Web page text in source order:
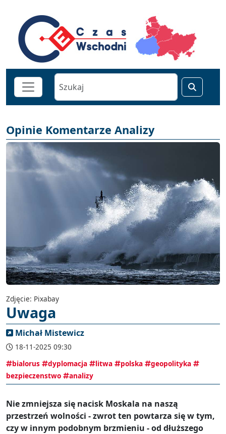
Opinie Komentarze Analizy
Zdjęcie: Pixabay
Uwaga
Michał Mistewicz
18-11-2025 09:30
bialorus
dyplomacja litwa polska
geopolityka
bezpieczenstwo
analizy
Nie zmniejsza się nacisk Moskala na naszą
przestrzeń wolności - zwrot ten powtarza się w tym,
czy w innym podobnym brzmieniu - od dłuższego